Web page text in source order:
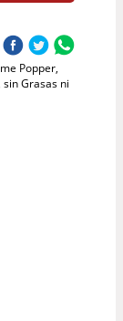
Popper,
Grasas ni